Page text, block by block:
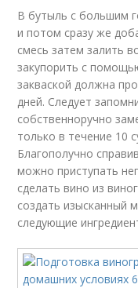
В бутыль с большим
и потом сразу же
смесь затем залить
закупорить с
закваской должна
дней. Следует
собственноручно
только в течение 10
Благополучно
можно приступать
сделать вино из
создать изысканный
следующие